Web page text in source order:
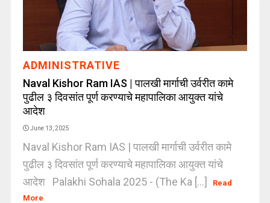
ADMINISTRATIVE
Naval Kishor Ram IAS | पालखी मार्गाची उर्वरीत कामे
पुढील ३ दिवसांत पूर्ण करण्याचे महापालिका आयुक्त यांचे
आदेश
June 13, 2025
Naval Kishor Ram IAS | पालखी मार्गाची उर्वरीत कामे
पुढील ३ दिवसांत पूर्ण करण्याचे महापालिका आयुक्त यांचे
आदेश Palakhi Sohala 2025 - (The Ka [...]
Read
More